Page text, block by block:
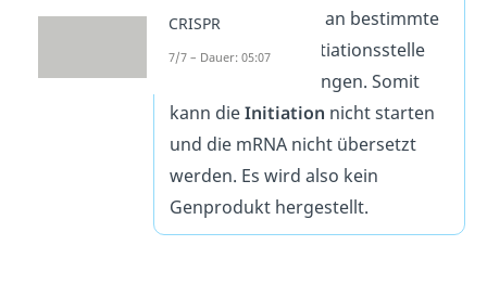
Phosphatgruppen an bestimmte
Proteine an die Initiationsstelle
der Translation hängen. Somit
kann dieInitiation nicht starten
und die mRNA nicht übersetzt
werden. Es wird also kein
Genprodukt hergestellt.
CRISPR
7/7 – Dauer: 05:07